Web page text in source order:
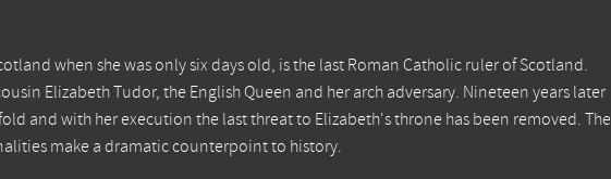
when she was only six days old, is the last Roman Catholic ruler of Scotland.
Elizabeth Tudor, the English Queen and her arch adversary. Nineteen years later
and with her execution the last threat to Elizabeth's throne has been removed. The
make a dramatic counterpoint to history.